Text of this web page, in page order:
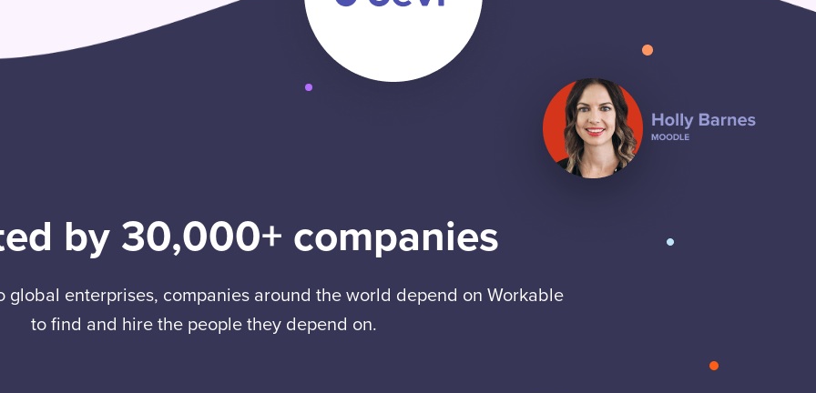
by 30,000+ companies
global enterprises, companies around the world depend on Workable
to find and hire the people they depend on.